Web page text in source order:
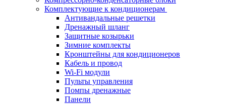
Комплектующие к кондиционерам
Антивандальные решетки
Дренажный шланг
Защитные козырьки
Зимние комплекты
Кронштейны для кондиционеров
Кабель и провод
Wi-Fi модули
Пульты управления
Помпы дренажные
Панели